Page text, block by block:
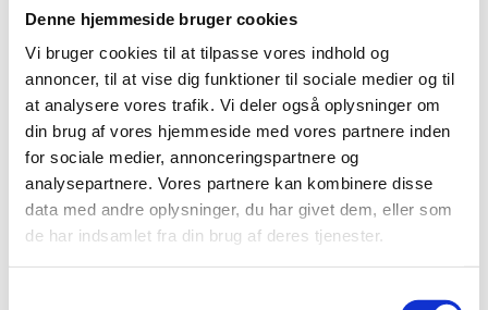
Denne hjemmeside bruger cookies
Vi bruger cookies til at tilpasse vores indhold og
annoncer, til at vise dig funktioner til sociale medier og til
at analysere vores trafik. Vi deler også oplysninger om
din brug af vores hjemmeside med vores partnere inden
for sociale medier, annonceringspartnere og
analysepartnere. Vores partnere kan kombinere disse
data med andre oplysninger, du har givet dem, eller som
de har indsamlet fra din brug af deres tjenester.
Klasse
Bagside
Korkunderlag integreret – kan derfor
monteres uden underlag
M2 Pr.
Pakke
2.493
Gulvvarme Egnet til gulvvarme
Montering Safe-lock pro